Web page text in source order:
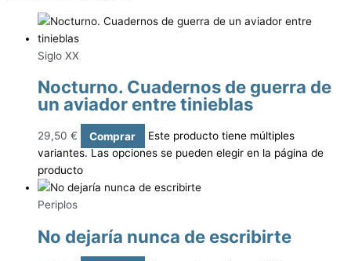
Siglo XX
Nocturno. Cuadernos de guerra de
un aviador entre tinieblas
29,50 € Comprar
Este producto tiene múltiples
variantes. Las opciones se pueden elegir en la página de
producto
Periplos
No dejaría nunca de escribirte